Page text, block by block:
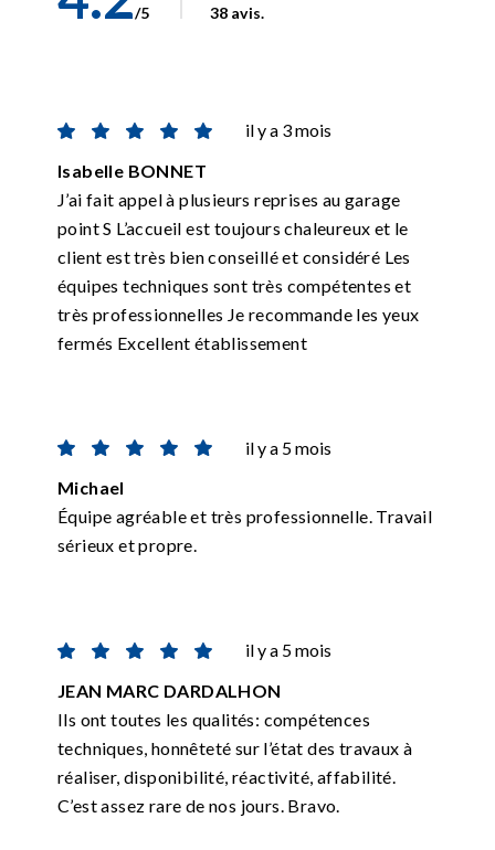
/5 38 avis.
il y a 3 mois
Isabelle BONNET
J’ai fait appel à plusieurs reprises au garage
point S L’accueil est toujours chaleureux et le
client est très bien conseillé et considéré Les
équipes techniques sont très compétentes et
très professionnelles Je recommande les yeux
fermés Excellent établissement
il y a 5 mois
Michael
Équipe agréable et très professionnelle. Travail
sérieux et propre.
il y a 5 mois
JEAN MARC DARDALHON
Ils ont toutes les qualités: compétences
techniques, honnêteté sur l’état des travaux à
réaliser, disponibilité, réactivité, affabilité.
C’est assez rare de nos jours. Bravo.